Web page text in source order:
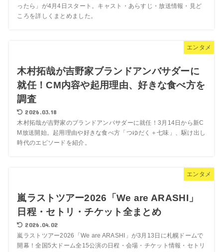
ったら」が4月4日スタート。キャスト・あらすじ・放送情報・見ど
ころを詳しくまとめました。
エンタメ
木村拓哉が吉野家ブランドアンバサダーに
就任！CM内容や起用理由、好きな食べ方を
調査
2026.03.18
木村拓哉が吉野家のブランドアンバサダーに就任！3月14日から新C
M放送開始。起用理由や好きな食べ方「つゆだく＋七味」、駆け出し
時代のエピソードを紹介。
エンタメ
嵐ラストツアー2026「We are ARASHI」
日程・セトリ・チケット全まとめ
2026.04.02
嵐ラストツアー2026「We are ARASHI」が3月13日に札幌ドームで
開幕！全国5大ドーム全15公演の日程・会場・チケット情報・セトリ